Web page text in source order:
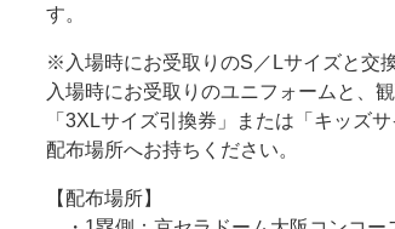
す。
※入場時にお受取りのS／Lサイズと交
入場時にお受取りのユニフォームと、観
「3XLサイズ引換券」または「キッズ
配布場所へお持ちください。
【配布場所】